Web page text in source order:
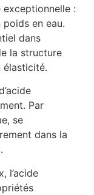
:
poids en eau.
dans
la structure
élasticité.
Par
se
dans la
l’acide